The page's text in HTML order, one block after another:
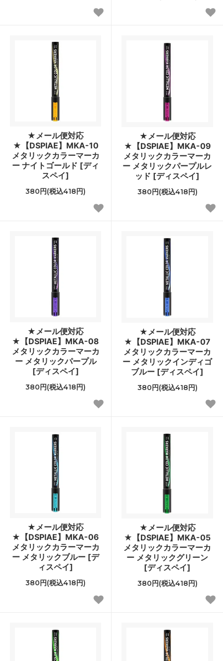
★メール便対応
★【DSPIAE】MKA-10
メタリックカラーマーカ
ー ナイトゴールド [ディ
スペイ]
380円(税込418円)
★メール便対応
★【DSPIAE】MKA-09
メタリックカラーマーカ
ー メタリックパープルレ
ッド [ディスペイ]
380円(税込418円)
★メール便対応
★【DSPIAE】MKA-08
メタリックカラーマーカ
ー メタリックパープル
[ディスペイ]
380円(税込418円)
★メール便対応
★【DSPIAE】MKA-07
メタリックカラーマーカ
ー メタリックインディゴ
ブルー [ディスペイ]
380円(税込418円)
★メール便対応
★【DSPIAE】MKA-06
メタリックカラーマーカ
ー メタリックブルー [デ
ィスペイ]
380円(税込418円)
★メール便対応
★【DSPIAE】MKA-05
メタリックカラーマーカ
ー メタリックグリーン
[ディスペイ]
380円(税込418円)